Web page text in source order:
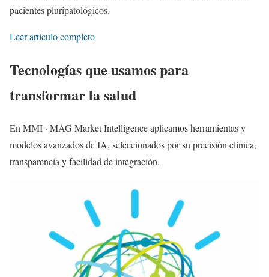
pacientes pluripatológicos.
Leer artículo completo
Tecnologías que usamos para
transformar la salud
En MMI · MAG Market Intelligence aplicamos herramientas y
modelos avanzados de IA, seleccionados por su precisión clínica,
transparencia y facilidad de integración.